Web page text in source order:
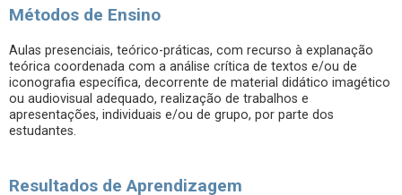
Métodos de Ensino
Aulas presenciais, teórico-práticas, com recurso à explanação
teórica coordenada com a análise crítica de textos e/ou de
iconografia específica, decorrente de material didático imagético
ou audiovisual adequado, realização de trabalhos e
apresentações, individuais e/ou de grupo, por parte dos
estudantes.
Resultados de Aprendizagem